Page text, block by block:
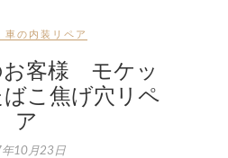
車の内装リペア
お客様 モケッ
ばこ焦げ穴リペ
ア
10月23日